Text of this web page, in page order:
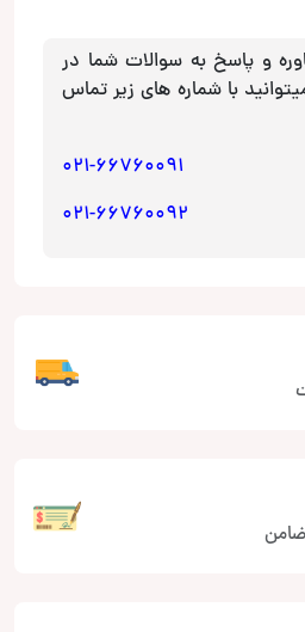
و پاسخ به سوالات شما در
با شماره های زیر تماس
021-66760091
021-66760092